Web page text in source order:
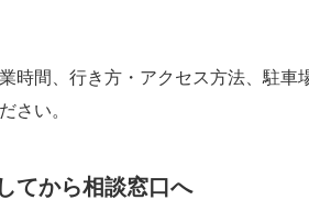
時間、行き方・アクセス方法、駐車
さい。
てから相談窓口へ